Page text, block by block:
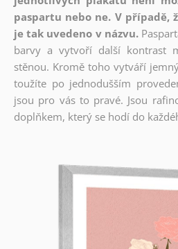
paspartu nebo ne. V případě,
je tak uvedeno v názvu.
barvy a vytvoří další kontrast
stěnou. Kromě toho vytváří
toužíte po jednodušším
jsou pro vás to pravé. Jsou
doplňkem, který se hodí do